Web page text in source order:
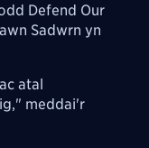
Defend Our
Sadwrn yn
atal
meddai'r